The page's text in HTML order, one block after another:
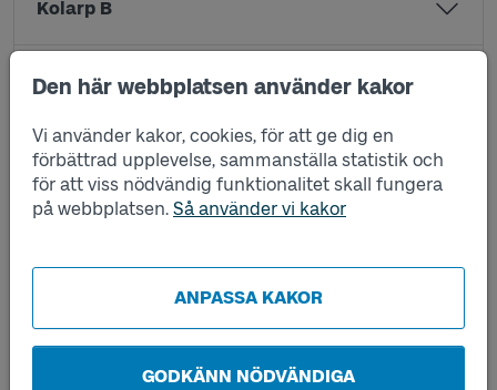
Den här webbplatsen använder kakor
Vi använder kakor, cookies, för att ge dig en
förbättrad upplevelse, sammanställa statistik och
för att viss nödvändig funktionalitet skall fungera
på webbplatsen. Så använder vi kakor
ANPASSA KAKOR
GODKÄNN NÖDVÄNDIGA
Kolarp B
Kommunhuset A
Kommunhuset B
Lockryd C
Målsryd centrum A